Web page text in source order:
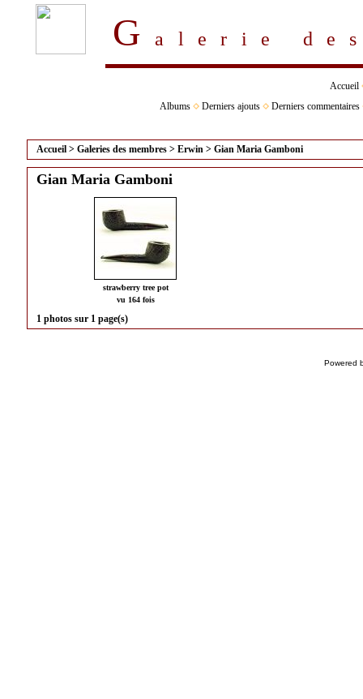
Galerie
Accueil
Albums
Derniers ajouts Derniers commentaires
Accueil > Galeries des membres > Erwin > Gian Maria Gamboni
Gian Maria Gamboni
strawberry tree pot
vu 164 fois
1 photos sur 1 page(s)
Powered